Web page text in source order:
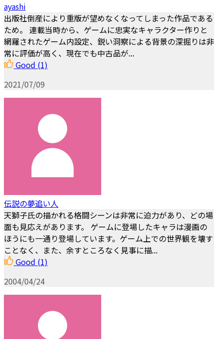
ayashi
出版社倒産により重版が望めなくなってしまった作品である
ため。 連載当時から、ゲームに忠実なキャラクター作りと
網羅されたゲーム内設定、鋭い洞察による背景の深掘りは非
常に評価が高く、現在でも中古品が...
Good (1)
2021/07/09
伝説の夢追い人
天獅子氏の描かれる格闘シーンは非常に迫力があり、どの場
面も見応えがあります。 ゲームに登場したキャラは漫画の
ほうにも一通り登場しています。ゲーム上での世界観を壊す
ことなく、また、余すところなく見事に描...
Good (1)
2004/04/24